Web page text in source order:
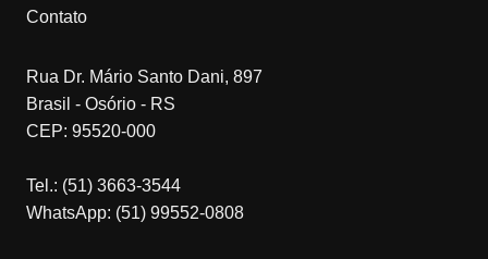
Contato
Rua Dr. Mário Santo Dani, 897
Brasil - Osório - RS
CEP: 95520-000
Tel.: (51) 3663-3544
WhatsApp: (51) 99552-0808